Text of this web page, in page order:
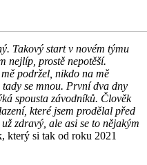
Takový start v novém týmu
nejlíp, prostě nepotěší.
podržel, nikdo na mě
se mnou. První dva dny
spousta závodníků. Člověk
které jsem prodělal před
zdravý, ale asi se to nějakým
který si tak od roku 2021